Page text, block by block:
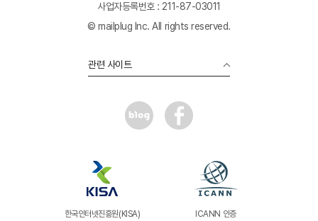
사업자등록번호 : 211-87-03011
© mailplug Inc. All rights reserved.
관련 사이트
한국인터넷진흥원(KISA)
ICANN 인증